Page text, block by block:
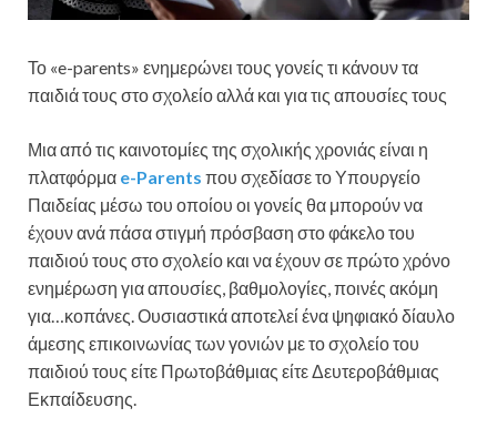
Το «e-parents» ενημερώνει τους γονείς τι κάνουν τα
παιδιά τους στο σχολείο αλλά και για τις απουσίες τους
Μια από τις καινοτομίες της σχολικής χρονιάς είναι η
πλατφόρμα e-Parents που σχεδίασε το Υπουργείο
Παιδείας μέσω του οποίου οι γονείς θα μπορούν να
έχουν ανά πάσα στιγμή πρόσβαση στο φάκελο του
παιδιού τους στο σχολείο και να έχουν σε πρώτο χρόνο
ενημέρωση για απουσίες, βαθμολογίες, ποινές ακόμη
για…κοπάνες. Ουσιαστικά αποτελεί ένα ψηφιακό δίαυλο
άμεσης επικοινωνίας των γονιών με το σχολείο του
παιδιού τους είτε Πρωτοβάθμιας είτε Δευτεροβάθμιας
Εκπαίδευσης.